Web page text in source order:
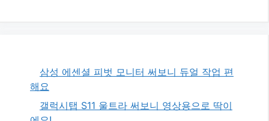
삼성 에센셜 피벗 모니터 써보니 듀얼 작업 편
해요
갤럭시탭 S11 울트라 써보니 영상용으로 딱이